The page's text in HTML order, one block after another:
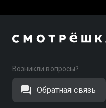
Возникли вопросы?
Обратная связь